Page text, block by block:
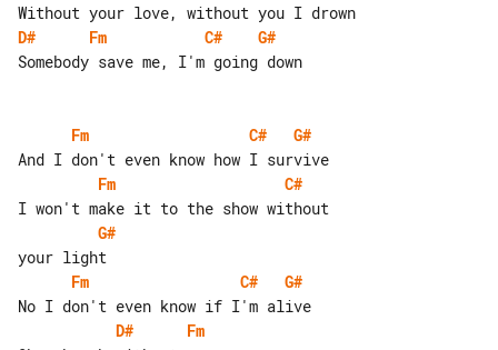
D#
Fm C#
G#
Somebody save me, I'm going down
Fm C#
G#
Fm
C#
G#
Fm
C#
G#
D#
Fm